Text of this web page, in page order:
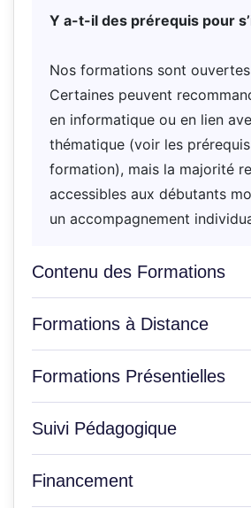
Y a-t-il des prérequis pour
Nos formations sont
Certaines peuvent
en informatique ou en lien
thématique (voir les
formation), mais la majorité
accessibles aux débutants
un accompagnement
Contenu des Formations
Formations à Distance
Formations Présentielles
Suivi Pédagogique
Financement